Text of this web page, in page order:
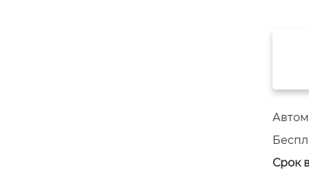
Срок